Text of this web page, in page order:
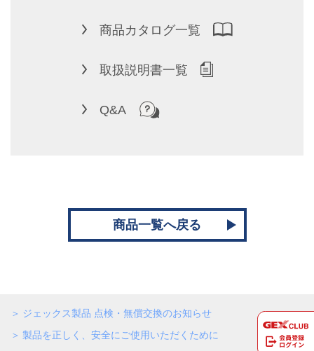
商品カタログ一覧
取扱説明書一覧
Q&A
商品一覧へ戻る
ジェックス製品 点検・無償交換のお知らせ
製品を正しく、安全にご使用いただくために